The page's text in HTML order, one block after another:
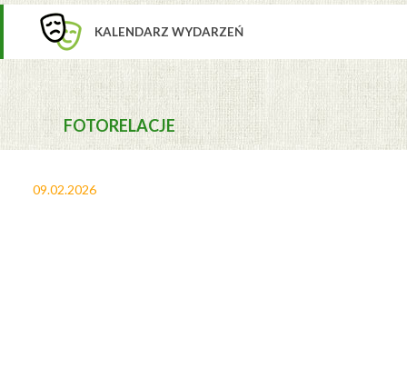
KALENDARZ WYDARZEŃ
FOTORELACJE
09.02.2026